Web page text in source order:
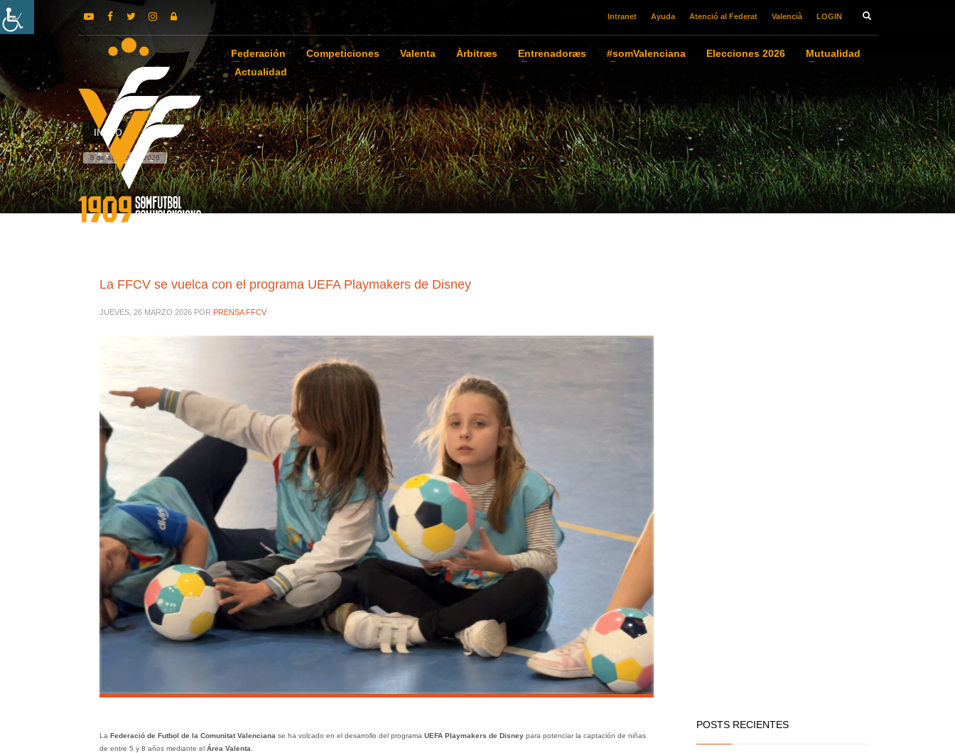
Intranet Ayuda Atenció al Federat Valencià LOGIN
Federación Competiciones Valenta Àrbitræs Entrenadoræs #somValenciana Elecciones 2026
Mutualidad
Actualidad
INICIO
8 de agosto de 2026
La FFCV se vuelca con el programa UEFA Playmakers de Disney
JUEVES, 26 MARZO 2026 POR PRENSA FFCV
La Federació de Futbol de la Comunitat Valenciana se ha volcado en el desarrollo del programa UEFA Playmakers de Disneypara potenciar la captación de niñas
de entre 5 y 8 años mediante el Área Valenta
POSTS RECIENTES